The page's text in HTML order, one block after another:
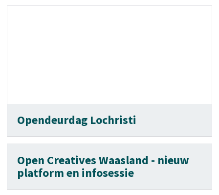
Opendeurdag Lochristi
Open Creatives Waasland - nieuw
platform en infosessie